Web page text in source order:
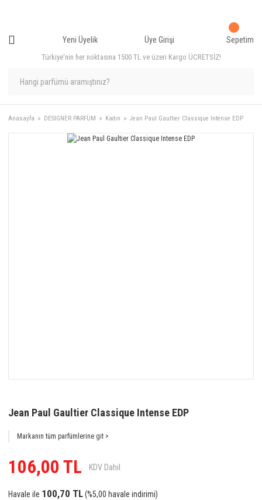
Türkiye'nin her noktasına 1500 TL ve üzeri Kargo ÜCRETSİZ!
Yeni Üyelik Üye Girişi Sepetim
Anasayfa DESIGNER PARFÜM Kadın Jean Paul Gaultier Classique Intense EDP
Jean Paul Gaultier Classique Intense EDP
Markanın tüm parfümlerine git >
106,00 TL KDV Dahil
Havale ile 100,70 TL(%5,00 havale indirimi)